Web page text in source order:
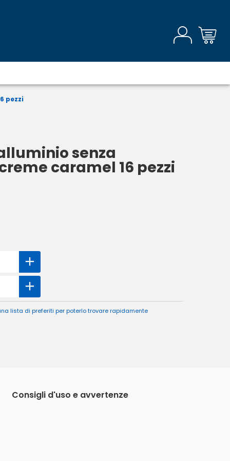
pezzi
senza
caramel 16 pezzi
lista di preferiti per poterlo trovare rapidamente
Consigli d'uso e avvertenze